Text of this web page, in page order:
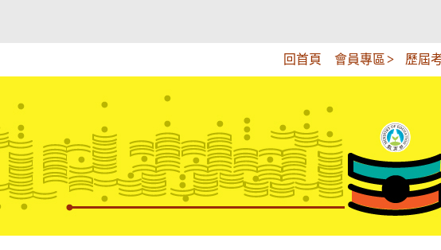
內
回首頁 會員專區 歷屆
華文視障電子圖書網